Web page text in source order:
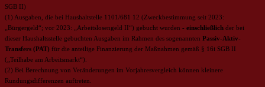
SGB II)
(1) Ausgaben, die bei Haushaltstelle 1101/681 12 (Zweckbestimmung seit 2023:
„Bürgergeld“; vor 2023: „Arbeitslosengeld II“) gebucht wurden - einschließlich der bei
dieser Haushaltsstelle gebuchten Ausgaben im Rahmen des sogenannten Passiv-Aktiv-
Transfers (PAT) für die anteilige Finanzierung der Maßnahmen gemäß § 16i SGB II
(„Teilhabe am Arbeitsmarkt“).
(2) Bei Berechnung von Veränderungen im Vorjahresvergleich können kleinere
Rundungsdifferenzen auftreten.